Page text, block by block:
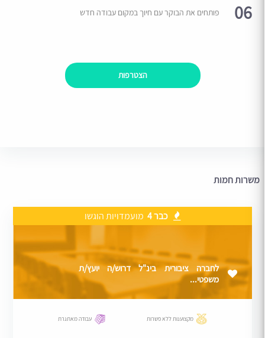
06 פותחים את הבוקר עם חיוך במקום עבודה חדש
הצטרפות
משרות חמות
כבר 4 מועמדויות הוגשו
לחברה ציבורית בינ"ל דרוש/ה יועץ/ת
משפטי...
מקצוענות ללא פשרות עבודה מאתגרת